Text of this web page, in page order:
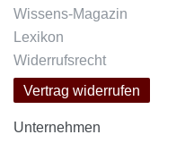
Wissens-Magazin
Lexikon
Widerrufsrecht
Vertrag widerrufen
Unternehmen